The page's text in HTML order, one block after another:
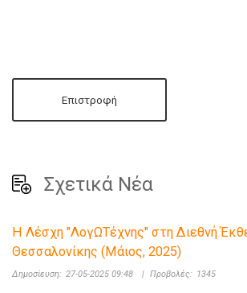
Επιστροφή
Σχετικά Νέα
Η Λέσχη "ΛογΩΤέχνης" στη Διεθνή
Θεσσαλονίκης (Μάιος, 2025)
Δημοσίευση: 27-05-2025 09:48 | Προβολές: 1345